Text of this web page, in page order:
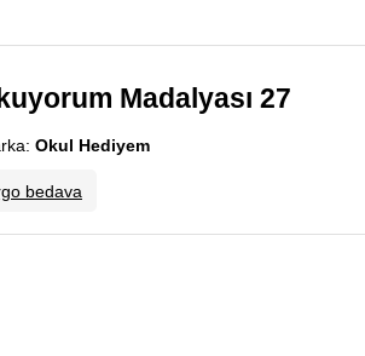
Madalyası 27
Okul Hediyem
bedava